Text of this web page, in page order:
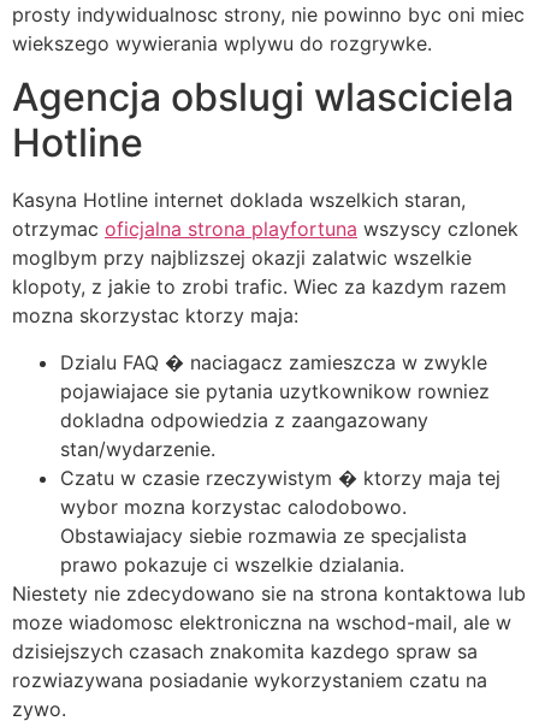
prosty indywidualnosc strony, nie powinno byc oni miec
wiekszego wywierania wplywu do rozgrywke.
Agencja obslugi wlasciciela
Hotline
Kasyna Hotline internet doklada wszelkich staran,
otrzymac oficjalna strona playfortuna wszyscy czlonek
moglbym przy najblizszej okazji zalatwic wszelkie
klopoty, z jakie to zrobi trafic. Wiec za kazdym razem
mozna skorzystac ktorzy maja:
Dzialu FAQ � naciagacz zamieszcza w zwykle
pojawiajace sie pytania uzytkownikow rowniez
dokladna odpowiedzia z zaangazowany
stan/wydarzenie.
Czatu w czasie rzeczywistym � ktorzy maja tej
wybor mozna korzystac calodobowo.
Obstawiajacy siebie rozmawia ze specjalista
prawo pokazuje ci wszelkie dzialania.
Niestety nie zdecydowano sie na strona kontaktowa lub
moze wiadomosc elektroniczna na wschod-mail, ale w
dzisiejszych czasach znakomita kazdego spraw sa
rozwiazywana posiadanie wykorzystaniem czatu na
zywo.